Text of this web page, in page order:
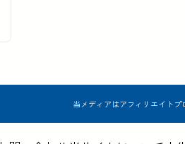
当メディアはアフィリエイト